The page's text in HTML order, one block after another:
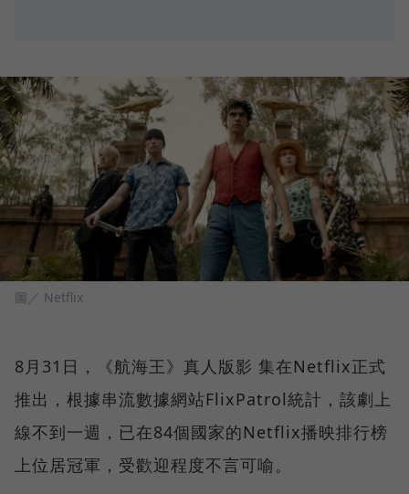
圖／ Netflix
8月31日，《航海王》真人版影 集在Netflix正式
推出，根據串流數據網站FlixPatrol統計，該劇上
線不到一週，已在84個國家的Netflix播映排行榜
上位居冠軍，受歡迎程度不言可喻。